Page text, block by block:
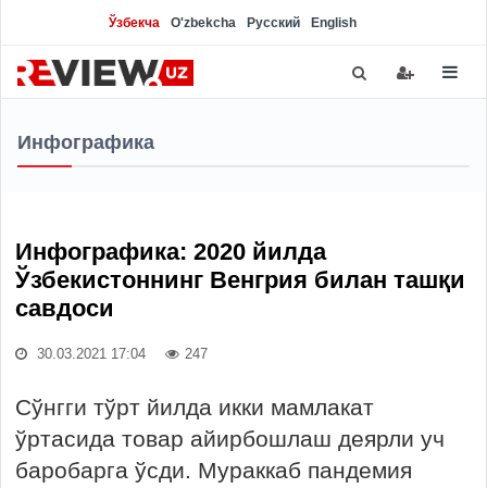
Ўзбекча O'zbekcha Русский English
Инфографика
Инфографика: 2020 йилда
Ўзбекистоннинг Венгрия билан ташқи
савдоси
30.03.2021 17:04 247
Сўнгги тўрт йилда икки мамлакат
ўртасида товар айирбошлаш деярли уч
баробарга ўсди. Мураккаб пандемия